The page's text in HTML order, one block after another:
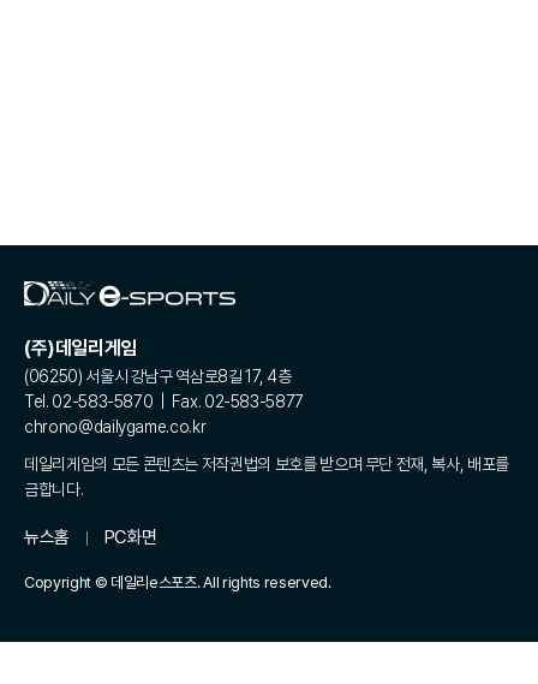
(주)데일리게임
(06250) 서울시 강남구 역삼로8길 17, 4층
Tel. 02-583-5870 | Fax. 02-583-5877
chrono@dailygame.co.kr
데일리게임의 모든 콘텐츠는 저작권법의 보호를 받으며 무단 전재, 복사, 배포를
금합니다.
뉴스홈 PC화면
Copyright © 데일리e스포츠. All rights reserved.